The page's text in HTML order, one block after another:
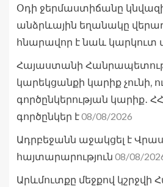
Օդի ջերմաստիճանը
անձրևային եղանակը
հնարավոր է նաև կարկուտ
Հայաստանի
կարեկցանքի կարիք չունի,
գործընկերության կարիք․
գործընկեր է08/08/2026
Ադրբեջանն աջակցել է
հայտարարություն 08/08/
Արևմուտքը մեջքով կշրջվի